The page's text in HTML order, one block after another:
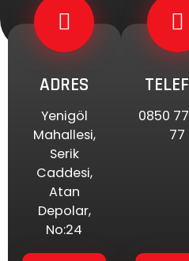
ADRES
Yenigöl
Mahallesi,
Serik
Caddesi,
Atan
Depolar,
No:24
0850
77